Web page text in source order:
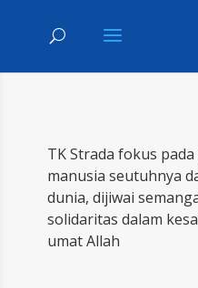
TK Strada fokus
manusia seutuhnya
dunia, dijiwai
solidaritas dalam
umat Allah